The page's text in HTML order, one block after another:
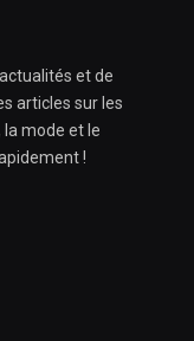
et de
articles sur les
mode et le
!